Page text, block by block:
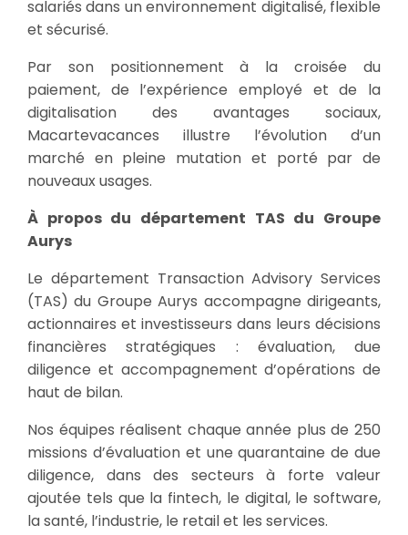
salariés dans un environnement digitalisé, flexible
et sécurisé.
Par son positionnement à la croisée du
paiement, de l’expérience employé et de la
digitalisation des avantages sociaux,
Macartevacances illustre l’évolution d’un
marché en pleine mutation et porté par de
nouveaux usages.
À propos du département TAS du Groupe
Aurys
Le département Transaction Advisory Services
(TAS) du Groupe Aurys accompagne dirigeants,
actionnaires et investisseurs dans leurs décisions
financières stratégiques : évaluation, due
diligence et accompagnement d’opérations de
haut de bilan.
Nos équipes réalisent chaque année plus de 250
missions d’évaluation et une quarantaine de due
diligence, dans des secteurs à forte valeur
ajoutée tels que la fintech, le digital, le software,
la santé, l’industrie, le retail et les services.